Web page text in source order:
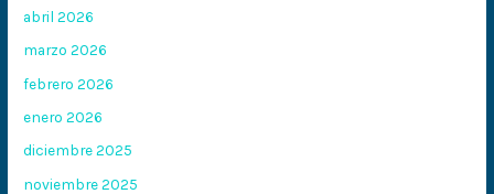
abril 2026
marzo 2026
febrero 2026
enero 2026
diciembre 2025
noviembre 2025